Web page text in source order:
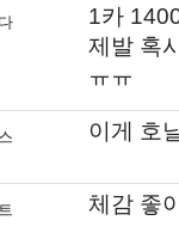
1카
제발 혹
ㅠㅠ
이게 호
체감 좋